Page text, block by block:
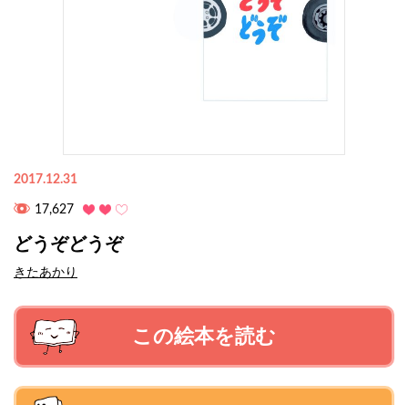
2017.12.31
17,627
どうぞどうぞ
きたあかり
この絵本を読む